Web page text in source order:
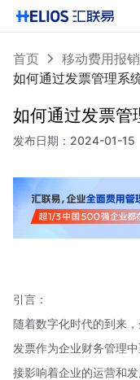
首页
移动费用报
如何通过发票管理系
如何通过发票管
发布日期： 2024-01-15
引言：
随着数字化时代的到来
发票作为企业财务管理
接影响着企业的运营和